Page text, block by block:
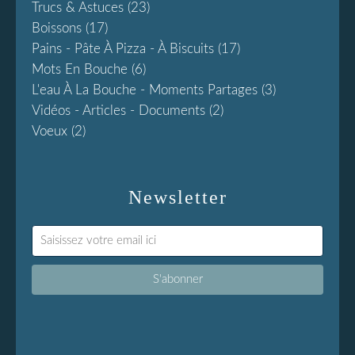
Newsletter
Trucs & Astuces (23)
Boissons (17)
Pains - Pâte À Pizza - À Biscuits (17)
Mots En Bouche (6)
L'eau À La Bouche - Moments Partages (3)
Vidéos - Articles - Documents (2)
Voeux (2)